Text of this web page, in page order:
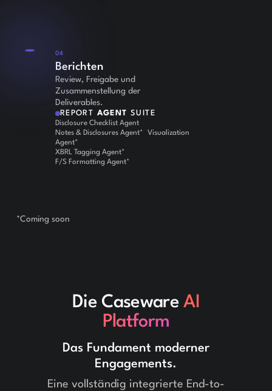
04
Berichten
Review, Freigabe und
Zusammenstellung der
Deliverables.
REPORT AGENT SUITE
Disclosure Checklist Agent
Notes & Disclosures Agent* Visualization
Agent*
XBRL Tagging Agent*
F/S Formatting Agent*
*Coming soon
Die CasewareAI
Platform
Das Fundament moderner
Engagements.
Eine vollständig integrierte End-to-